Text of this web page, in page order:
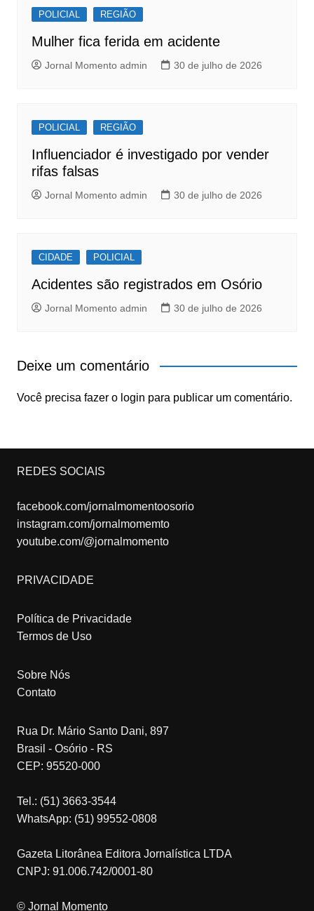
o
o
k
p
p
POLICIAL REGIÃO
Mulher fica ferida em acidente
Jornal Momento admin 30 de julho de 2026
POLICIAL REGIÃO
Influenciador é investigado por vender
rifas falsas
Jornal Momento admin 30 de julho de 2026
CIDADE POLICIAL
Acidentes são registrados em Osório
Jornal Momento admin 30 de julho de 2026
Deixe um comentário
Você precisa fazer o login para publicar um comentário.
REDES SOCIAIS
facebook.com/jornalmomentoosorio
instagram.com/jornalmomemto
youtube.com/@jornalmomento
PRIVACIDADE
Política de Privacidade
Termos de Uso
Sobre Nós
Contato
Rua Dr. Mário Santo Dani, 897
Brasil - Osório - RS
CEP: 95520-000
Tel.: (51) 3663-3544
WhatsApp: (51) 99552-0808
Gazeta Litorânea Editora Jornalística LTDA
CNPJ: 91.006.742/0001-80
© Jornal Momento